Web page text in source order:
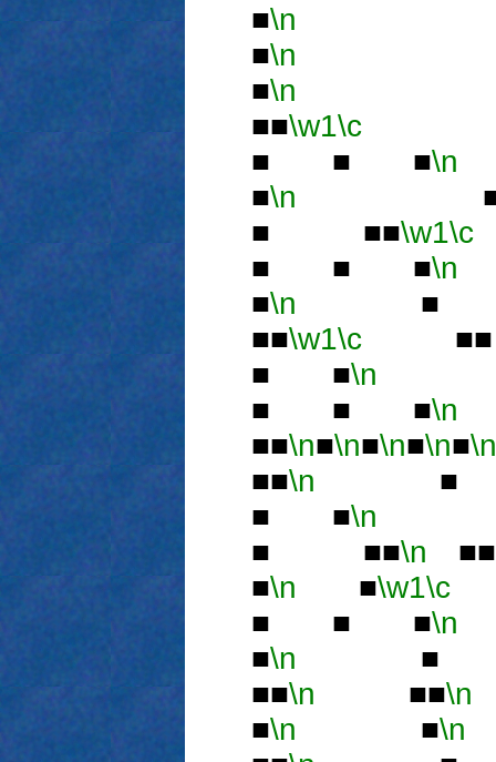
■\n
■\n
■\n
■■\w1\c
■ ■ ■\n
■\n ■
■ ■■\w1\c
■ ■ ■\n
■\n ■
■■\w1\c■■
■ ■\n
■ ■ ■\n
■■\n■\n■\n■\n■\n
■■\n ■
■ ■\n
■ ■■\n ■■
■\n ■\w1\c
■ ■ ■\n
■\n ■
■■\n ■■\n
■\n ■\n